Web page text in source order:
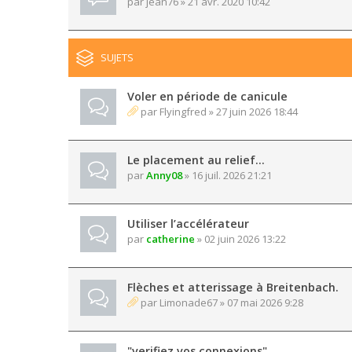
SUJETS
Voler en période de canicule
par Flyingfred » 27 juin 2026 18:44
Le placement au relief...
parAnny08» 16 juil. 2026 21:21
Utiliser l’accélérateur
par catherine » 02 juin 2026 13:22
Flèches et atterissage à Breitenbach.
par Limonade67» 07 mai 2026 9:28